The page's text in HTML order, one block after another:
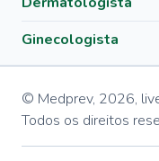
Ginecologista
© Medprev, 2026,
Todos os direitos